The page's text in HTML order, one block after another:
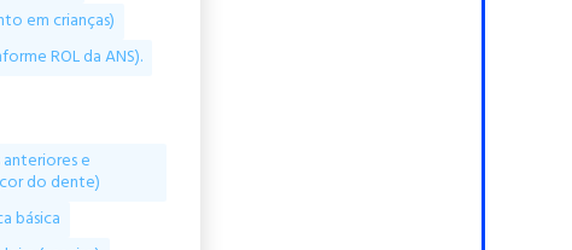
em crianças)
ROL da ANS).
e
do dente)
básica